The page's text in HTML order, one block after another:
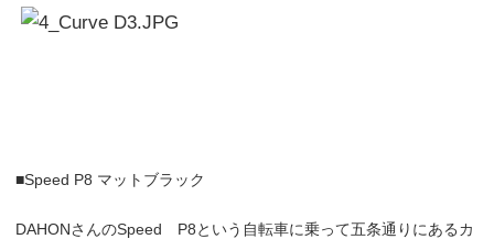
■Speed P8 マットブラック
DAHONさんのSpeed P8という自転車に乗って五条通りにあるカ